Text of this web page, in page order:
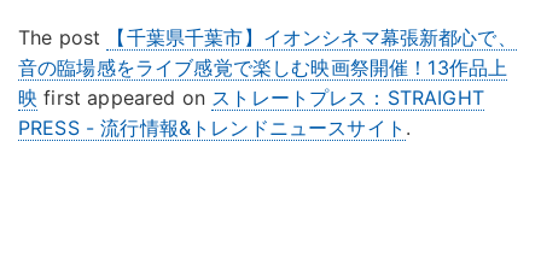
The post
【千葉県千葉市】イオンシネマ幕張新都心で、
音の臨場感をライブ感覚で楽しむ映画祭開催！13作品上
映 first appeared on ストレートプレス：STRAIGHT
PRESS - 流行情報&トレンドニュースサイト .